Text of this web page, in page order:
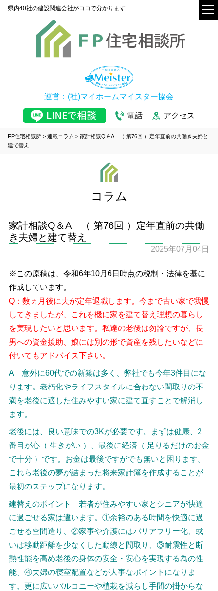
県内40社の建設関連会社がココで分かります
運営：(社)マイホームマイスター協会
電話 アクセス
FP住宅相談所 > 連載コラム > 家計相談Q＆A （ 第76回 ）定年直前の共働き夫婦と
建て替え
コラム
家計相談Q＆A （ 第76回 ）定年直前の共働
き夫婦と建て替え
2025年07月04日
※この原稿は、令和6年10月6日時点の税制・法律を基に
作成しています。
Q：数ヵ月後に夫が定年退職します。今まで古い家で我慢
してきましたが、これを機に家を建て替え理想の暮らし
を実現したいと思います。私達の老後は勿論ですが、長
男への資金援助、娘には別の形で資産を残したいなどに
付いてもアドバイス下さい。
A：意外に60代での新築は多く、弊社でも今年3件目にな
ります。老朽化やライフスタイルに合わない間取りの不
満を老後に適した住みやすい家に建て直すことで解消し
ます。
老後には、良い意味での3Kが必要です。まずは健康、2
番目が心（ 生きがい ）、最後に経済（ 足りるだけのお金
で十分 ）です。お金は最後ですがでも無いと困ります。
これら老後の夢が詰まった将来家計簿を作成することが
最初のステップになります。
建替えのポイント 若者が住みやすい家とシニアが快適
に過ごせる家は違います。①余裕のある時間を快適に過
ごせる空間造り、②家事や介護にはバリアフリー化、或
いは移動距離を少なくした動線と間取り、③耐震性と断
熱性能を高め老後の身体の安全・安心を実現する為の性
能、④夫婦の寝室配置などが大事なポイントになりま
す。更に広いバルコニーや植栽を減らし手間の掛からな